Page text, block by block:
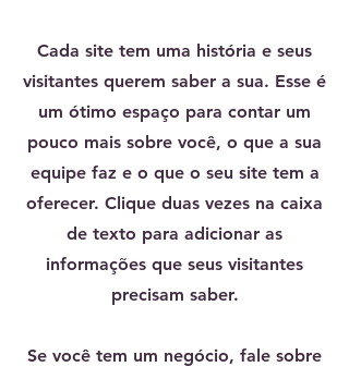
​Cada site tem uma história e seus
visitantes querem saber a sua. Esse é
um ótimo espaço para contar um
pouco mais sobre você, o que a sua
equipe faz e o que o seu site tem a
oferecer. Clique duas vezes na caixa
de texto para adicionar as
informações que seus visitantes
precisam saber.
Se você tem um negócio, fale sobre